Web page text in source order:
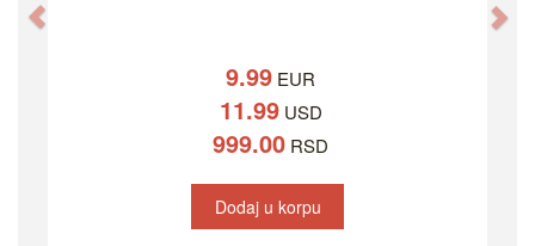
9.99 EUR
11.99USD
999.00 RSD
Dodaj u korpu